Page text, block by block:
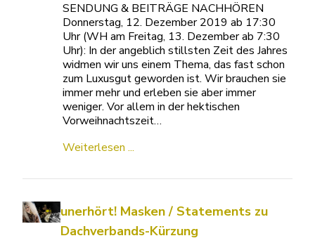
SENDUNG & BEITRÄGE NACHHÖREN
Donnerstag, 12. Dezember 2019 ab 17:30
Uhr (WH am Freitag, 13. Dezember ab 7:30
Uhr): In der angeblich stillsten Zeit des Jahres
widmen wir uns einem Thema, das fast schon
zum Luxusgut geworden ist. Wir brauchen sie
immer mehr und erleben sie aber immer
weniger. Vor allem in der hektischen
Vorweihnachtszeit…
Weiterlesen ...
unerhört! Masken / Statements zu
Dachverbands-Kürzung